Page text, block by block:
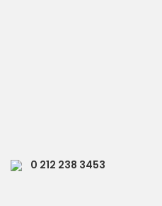
0 212 238 3453